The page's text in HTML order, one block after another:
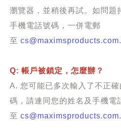
瀏覽器，並稍後再試。如問題
手機電話號碼，一併電郵
至
Q: 帳戶被鎖定，怎麼辦？
A. 您可能已多次輸入了不正
碼，請連同您的姓名及手機電
至